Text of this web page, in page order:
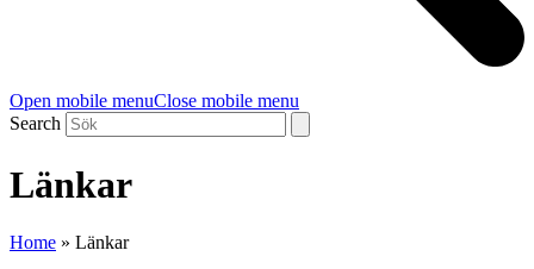
Open mobile menuClose mobile menu
Search
Länkar
Home » Länkar